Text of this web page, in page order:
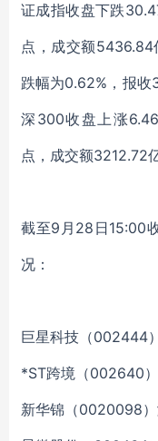
证成指收盘下跌
点，成交额5436.84
跌幅为0.62%，报收
深300收盘上涨
点，成交额3212.72
截至9月28日15:00
况：
巨星科技（002444
*ST跨境（002640
新华锦（0020098）